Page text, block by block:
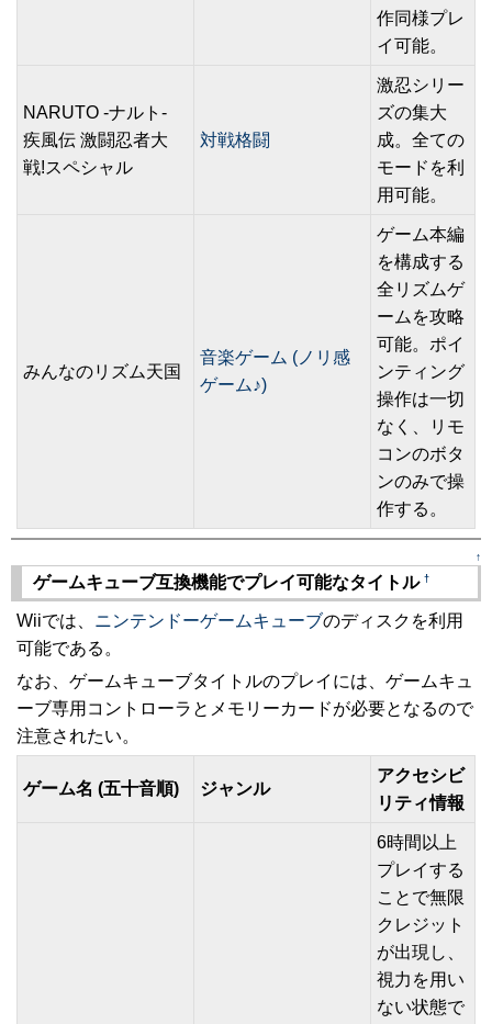
作同様プレ
イ可能。
NARUTO -ナルト-
疾風伝 激闘忍者大
戦!スペシャル
対戦格闘
激忍シリー
ズの集大
成。全ての
モードを利
用可能。
みんなのリズム天国
音楽ゲーム (ノリ感
ゲーム♪)
ゲーム本編
を構成する
全リズムゲ
ームを攻略
可能。ポイ
ンティング
操作は一切
なく、リモ
コンのボタ
ンのみで操
作する。
↑
ゲームキューブ互換機能でプレイ可能なタイトル †
Wiiでは、 ニンテンドーゲームキューブのディスクを利用
可能である。
なお、ゲームキューブタイトルのプレイには、ゲームキュ
ーブ専用コントローラとメモリーカードが必要となるので
注意されたい。
ゲーム名 (五十音順) ジャンル
アクセシビ
リティ情報
6時間以上
プレイする
ことで無限
クレジット
が出現し、
視力を用い
ない状態で